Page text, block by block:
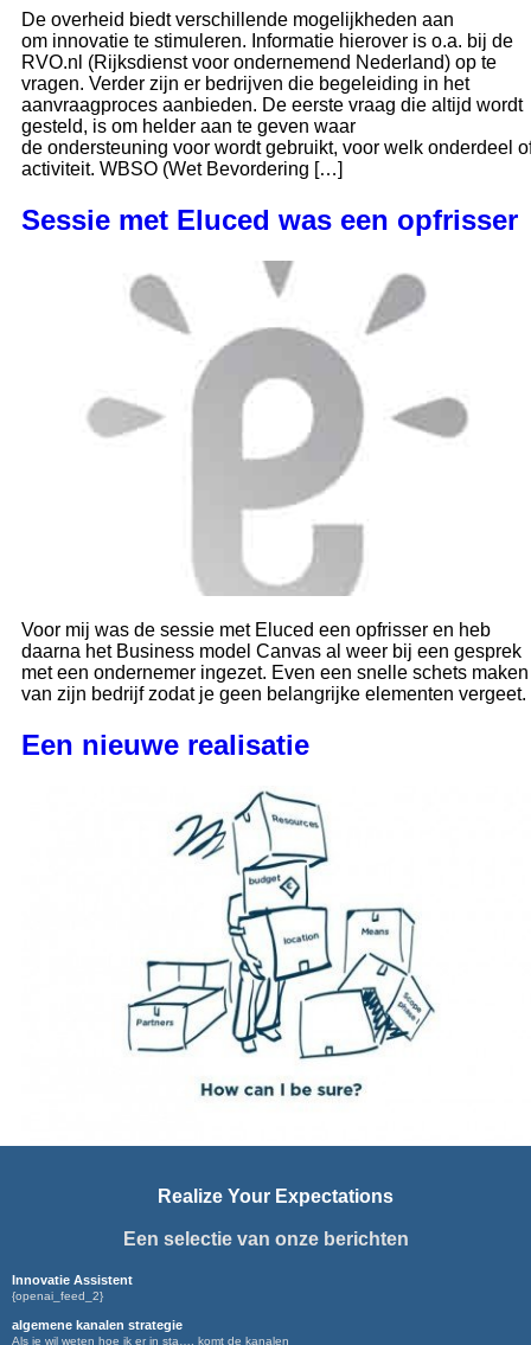
De overheid biedt verschillende mogelijkheden aan
om innovatie te stimuleren. Informatie hierover is o.a. bij de
RVO.nl (Rijksdienst voor ondernemend Nederland) op te
vragen. Verder zijn er bedrijven die begeleiding in het
aanvraagproces aanbieden. De eerste vraag die altijd wordt
gesteld, is om helder aan te geven waar
de ondersteuning voor wordt gebruikt, voor welk onderdeel
activiteit. WBSO (Wet Bevordering […]
Sessie met Eluced was een opfrisser
Voor mij was de sessie met Eluced een opfrisser en heb
daarna het Business model Canvas al weer bij een gesprek
met een ondernemer ingezet. Even een snelle schets maken
van zijn bedrijf zodat je geen belangrijke elementen vergeet.
Een nieuwe realisatie
Realize Your Expectations
Een selectie van onze berichten
Innovatie Assistent
{openai_feed_2}
algemene kanalen strategie
Als je wil weten hoe ik er in sta…. komt de kanalen